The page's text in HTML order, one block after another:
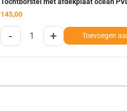
145,00
- + Toevoegen